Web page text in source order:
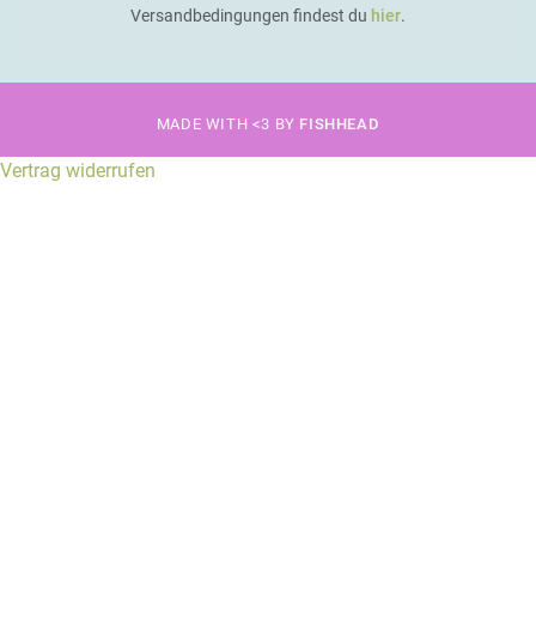
Versandbedingungen findest du hier.
MADE WITH <3 BY FISHHEAD
Vertrag widerrufen